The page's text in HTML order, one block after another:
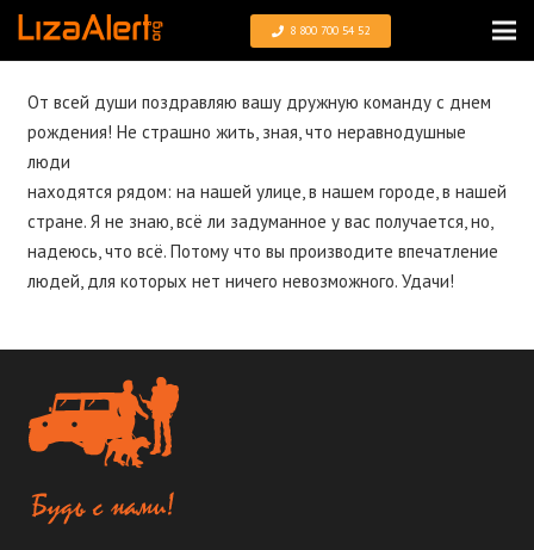
8 800 700 54 52
От всей души поздравляю вашу дружную команду с днем
рождения! Не страшно жить, зная, что неравнодушные
люди
находятся рядом: на нашей улице, в нашем городе, в нашей
стране. Я не знаю, всё ли задуманное у вас получается, но,
надеюсь, что всё. Потому что вы производите впечатление
людей, для которых нет ничего невозможного. Удачи!